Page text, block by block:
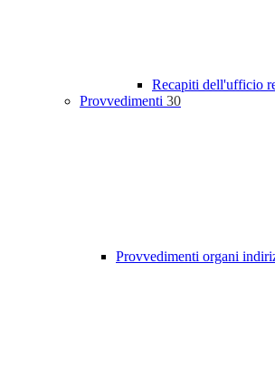
Recapiti dell'ufficio
Provvedimenti 30
Provvedimenti organi